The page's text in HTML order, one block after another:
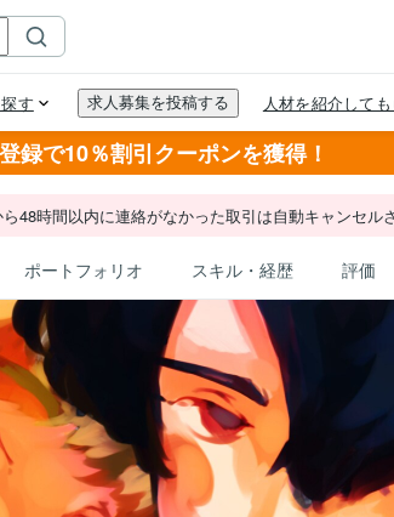
録で10％割引クーポンを獲得！
48時間以内に連絡がなかった取引は自動キャンセルさ
ポートフォリオ スキル・経歴 評価